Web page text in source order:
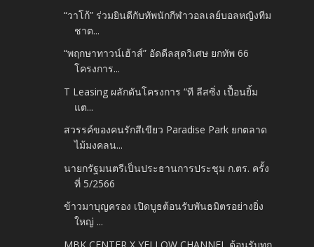
“วาโก้” ร่วมยินดีกับทัพนักกีฬาวอลเลย์บอลหญิงทีม
ชาต...
“พฤกษาทาวน์เฮ้าส์” อัดดีลสุดวิเศษ ยกทัพ 66
โครงการ...
T Leasing ผลักดันโครงการ “ที ลีสซิ่ง เปื้อนยิ้ม
แต...
สวรรค์ของคนรักสีเขียว Paradise Park ยกตลาด
ไม้มงคลน...
นายกรัฐมนตรีเป็นประธานการประชุม ก.ตร. ครั้ง
ที่ 5/2566
ข้าวมาบุญครอง เปิดบูธต้อนรับพันธมิตรอย่างยิ่ง
ใหญ่ ...